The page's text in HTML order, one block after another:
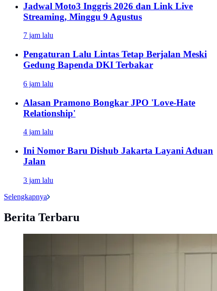
Jadwal Moto3 Inggris 2026 dan Link Live
Streaming, Minggu 9 Agustus
7 jam lalu
Pengaturan Lalu Lintas Tetap Berjalan Meski
Gedung Bapenda DKI Terbakar
6 jam lalu
Alasan Pramono Bongkar JPO 'Love-Hate
Relationship'
4 jam lalu
Ini Nomor Baru Dishub Jakarta Layani Aduan
Jalan
3 jam lalu
Selengkapnya
Berita Terbaru